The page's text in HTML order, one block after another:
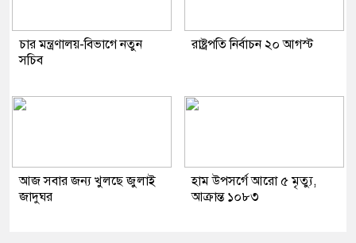
চার মন্ত্রণালয়-বিভাগে নতুন
সচিব
রাষ্ট্রপতি নির্বাচন ২০ আগস্ট
আজ সবার জন্য খুলছে জুলাই
জাদুঘর
হাম উপসর্গে আরো ৫ মৃত্যু,
আক্রান্ত ১০৮৩